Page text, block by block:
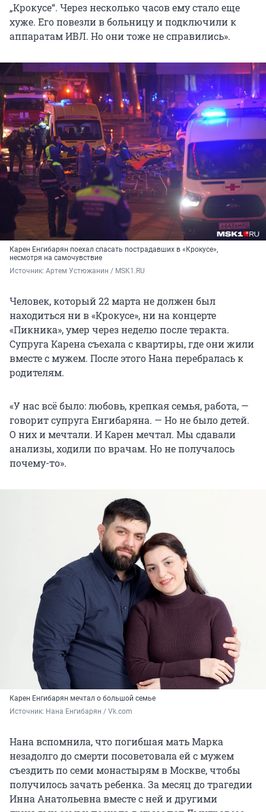
„Крокусе“. Через несколько часов ему стало еще
хуже. Его повезли в больницу и подключили к
аппаратам ИВЛ. Но они тоже не справились».
Карен Енгибарян поехал спасать пострадавших в «Крокусе»,
несмотря на самочувствие
Источник: Артем Устюжанин / MSK1.RU
Человек, который 22 марта не должен был
находиться ни в «Крокусе», ни на концерте
«Пикника», умер через неделю после теракта.
Супруга Карена съехала с квартиры, где они жили
вместе с мужем. После этого Нана перебралась к
родителям.
«У нас всё было: любовь, крепкая семья, работа, —
говорит супруга Енгибаряна. — Но не было детей.
О них и мечтали. И Карен мечтал. Мы сдавали
анализы, ходили по врачам. Но не получалось
почему-то».
Карен Енгибарян мечтал о большой семье
Источник: Нана Енгибарян / Vk.com
Нана вспомнила, что погибшая мать Марка
незадолго до смерти посоветовала ей с мужем
съездить по семи монастырям в Москве, чтобы
получилось зачать ребенка. За месяц до трагедии
Инна Анатольевна вместе с ней и другими